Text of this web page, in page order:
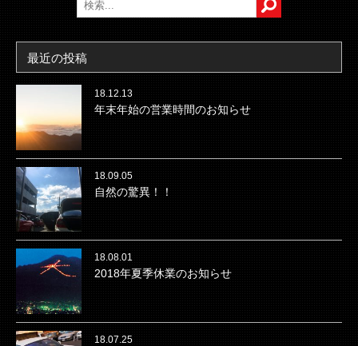
最近の投稿
18.12.13
年末年始の営業時間のお知らせ
18.09.05
自然の驚異！！
18.08.01
2018年夏季休業のお知らせ
18.07.25